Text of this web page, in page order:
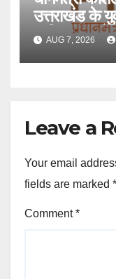
उत्तराखंड के
प्रशिक्षण,
AUG 7, 2026
Leave a
Your email
fields are marked *
Comment*